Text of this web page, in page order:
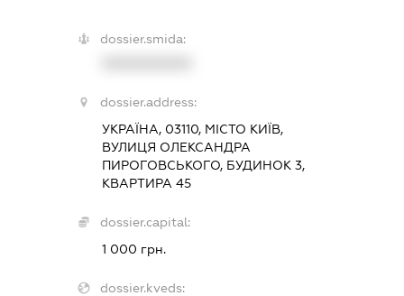
dossier.smida:
dossier.address:
УКРАЇНА, 03110, МІСТО КИЇВ,
ВУЛИЦЯ ОЛЕКСАНДРА
ПИРОГОВСЬКОГО, БУДИНОК 3,
КВАРТИРА 45
dossier.capital:
1 000 грн.
dossier.kveds: